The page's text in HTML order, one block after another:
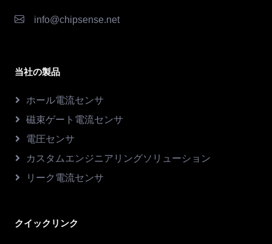
info@chipsense.net
当社の製品
ホール電流センサ
磁束ゲート電流センサ
電圧センサ
カスタムエンジニアリングソリューション
リーク電流センサ
クイックリンク